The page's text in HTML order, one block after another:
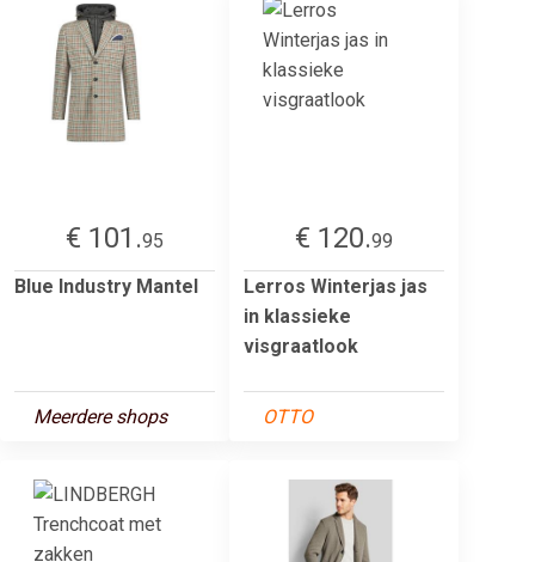
€ 101.95
Blue Industry Mantel
Meerdere shops
€ 120.99
Lerros Winterjas jas
in klassieke
visgraatlook
OTTO